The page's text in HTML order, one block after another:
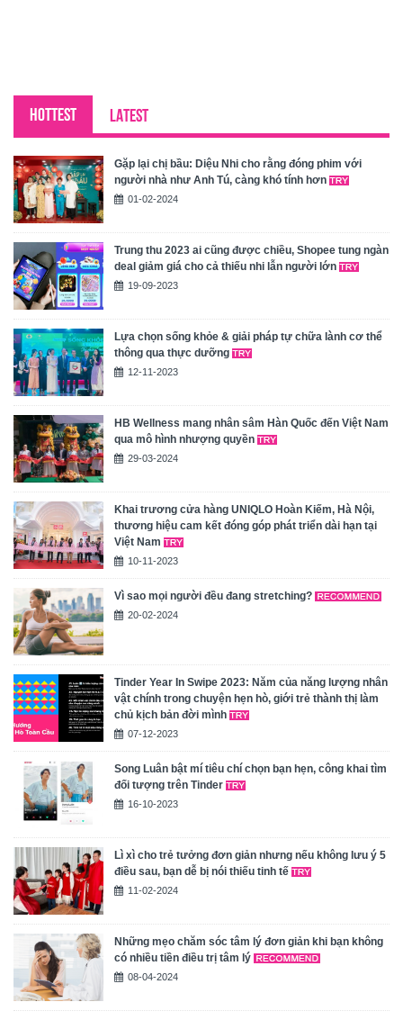
HOTTEST LATEST
Gặp lại chị bầu: Diệu Nhi cho rằng đóng phim với
người nhà như Anh Tú, càng khó tính hơn
01-02-2024
Trung thu 2023 ai cũng được chiều, Shopee tung ngàn
deal giảm giá cho cả thiếu nhi lẫn người lớn
19-09-2023
Lựa chọn sống khỏe & giải pháp tự chữa lành cơ thể
thông qua thực dưỡng
12-11-2023
HB Wellness mang nhân sâm Hàn Quốc đến Việt Nam
qua mô hình nhượng quyền
29-03-2024
Khai trương cửa hàng UNIQLO Hoàn Kiếm, Hà Nội,
thương hiệu cam kết đóng góp phát triển dài hạn tại
Việt Nam
10-11-2023
Vì sao mọi người đều đang stretching?
20-02-2024
Tinder Year In Swipe 2023: Năm của năng lượng nhân
vật chính trong chuyện hẹn hò, giới trẻ thành thị làm
chủ kịch bản đời mình
07-12-2023
Song Luân bật mí tiêu chí chọn bạn hẹn, công khai tìm
đối tượng trên Tinder
16-10-2023
Lì xì cho trẻ tưởng đơn giản nhưng nếu không lưu ý 5
điều sau, bạn dễ bị nói thiếu tinh tế
11-02-2024
Những mẹo chăm sóc tâm lý đơn giản khi bạn không
có nhiều tiền điều trị tâm lý
08-04-2024